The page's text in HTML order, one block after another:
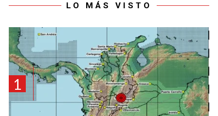
LO MÁS VISTO
1